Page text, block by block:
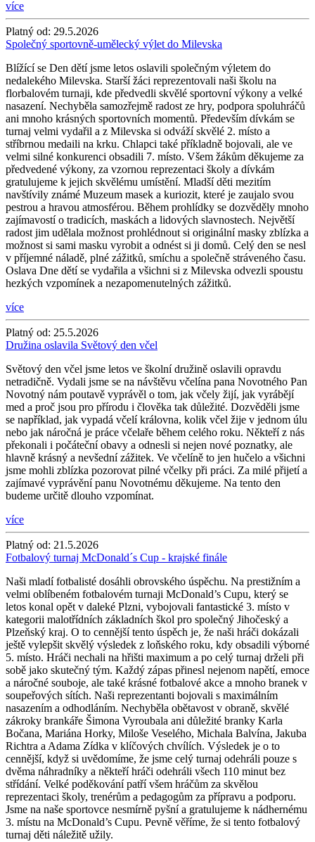
více
Platný od: 29.5.2026
Společný sportovně-umělecký výlet do Milevska
Blížící se Den dětí jsme letos oslavili společným výletem do
nedalekého Milevska. Starší žáci reprezentovali naši školu na
florbalovém turnaji, kde předvedli skvělé sportovní výkony a velké
nasazení. Nechyběla samozřejmě radost ze hry, podpora spoluhráčů
ani mnoho krásných sportovních momentů. Především dívkám se
turnaj velmi vydařil a z Milevska si odváží skvělé 2. místo a
stříbrnou medaili na krku. Chlapci také příkladně bojovali, ale ve
velmi silné konkurenci obsadili 7. místo. Všem žákům děkujeme za
předvedené výkony, za vzornou reprezentaci školy a dívkám
gratulujeme k jejich skvělému umístění. Mladší děti mezitím
navštívily známé Muzeum masek a kuriozit, které je zaujalo svou
pestrou a hravou atmosférou. Během prohlídky se dozvěděly mnoho
zajímavostí o tradicích, maskách a lidových slavnostech. Největší
radost jim udělala možnost prohlédnout si originální masky zblízka a
možnost si sami masku vyrobit a odnést si ji domů. Celý den se nesl
v příjemné náladě, plné zážitků, smíchu a společně stráveného času.
Oslava Dne dětí se vydařila a všichni si z Milevska odvezli spoustu
hezkých vzpomínek a nezapomenutelných zážitků.
více
Platný od: 25.5.2026
Družina oslavila Světový den včel
Světový den včel jsme letos ve školní družině oslavili opravdu
netradičně. Vydali jsme se na návštěvu včelína pana Novotného Pan
Novotný nám poutavě vyprávěl o tom, jak včely žijí, jak vyrábějí
med a proč jsou pro přírodu i člověka tak důležité. Dozvěděli jsme
se například, jak vypadá včelí královna, kolik včel žije v jednom úlu
nebo jak náročná je práce včelaře během celého roku. Někteří z nás
překonali i počáteční obavy a odnesli si nejen nové poznatky, ale
hlavně krásný a nevšední zážitek. Ve včelíně to jen hučelo a všichni
jsme mohli zblízka pozorovat pilné včelky při práci. Za milé přijetí a
zajímavé vyprávění panu Novotnému děkujeme. Na tento den
budeme určitě dlouho vzpomínat.
více
Platný od: 21.5.2026
Fotbalový turnaj McDonald´s Cup - krajské finále
Naši mladí fotbalisté dosáhli obrovského úspěchu. Na prestižním a
velmi oblíbeném fotbalovém turnaji McDonald’s Cupu, který se
letos konal opět v daleké Plzni, vybojovali fantastické 3. místo v
kategorii malotřídních základních škol pro společný Jihočeský a
Plzeňský kraj. O to cennější tento úspěch je, že naši hráči dokázali
ještě vylepšit skvělý výsledek z loňského roku, kdy obsadili výborné
5. místo. Hráči nechali na hřišti maximum a po celý turnaj drželi při
sobě jako skutečný tým. Každý zápas přinesl nejenom napětí, emoce
a náročné souboje, ale také krásné fotbalové akce a mnoho branek v
soupeřových sítích. Naši reprezentanti bojovali s maximálním
nasazením a odhodláním. Nechyběla obětavost v obraně, skvělé
zákroky brankáře Šimona Vyroubala ani důležité branky Karla
Bočana, Mariána Horky, Miloše Veselého, Michala Balvína, Jakuba
Richtra a Adama Zídka v klíčových chvílích. Výsledek je o to
cennější, když si uvědomíme, že jsme celý turnaj odehráli pouze s
dvěma náhradníky a někteří hráči odehráli všech 110 minut bez
střídání. Velké poděkování patří všem hráčům za skvělou
reprezentaci školy, trenérům a pedagogům za přípravu a podporu.
Jsme na naše sportovce nesmírně pyšní a gratulujeme k nádhernému
3. místu na McDonald’s Cupu. Pevně věříme, že si tento fotbalový
turnaj děti náležitě užily.